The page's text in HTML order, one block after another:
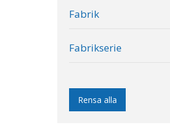
Fabrik
Fabrikserie
Rensa alla